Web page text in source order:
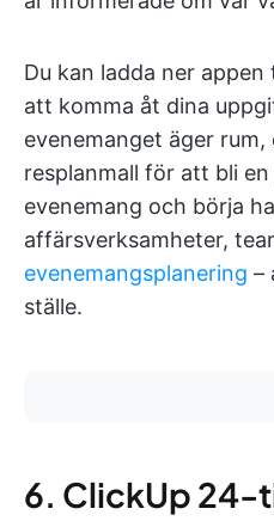
Du kan ladda ner
att komma åt dina
evenemanget äger
resplanmall för att bli
evenemang och börja
affärsverksamheter,
evenemangsplanering –
ställe.
6. ClickUp 24-